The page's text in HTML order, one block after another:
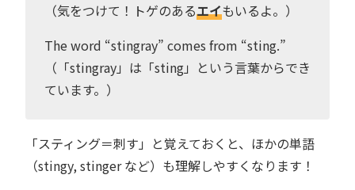
（気をつけて！トゲのあるエイもいるよ。）
The word “stingray” comes from “sting.”
（「stingray」は「sting」という言葉からでき
ています。）
「スティング＝刺す」と覚えておくと、ほかの単語
（stingy, stinger など）も理解しやすくなります！